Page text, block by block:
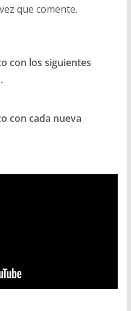
que comente.
con los siguientes
con cada nueva